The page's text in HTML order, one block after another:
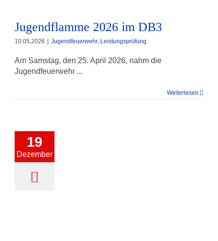
Jugendflamme 2026 im DB3
10.05.2026 Jugendfeuerwehr, Leistungsprüfung
Am Samstag, den 25. April 2026, nahm die
Jugendfeuerwehr ...
Weiterlesen
19
Dezember